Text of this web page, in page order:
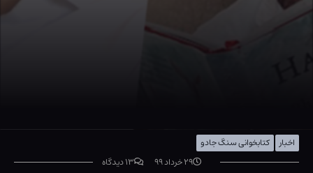
اخبار
کتابخوانی سنگ جادو
۲۹ خرداد ۹۹
۱۳ دیدگاه